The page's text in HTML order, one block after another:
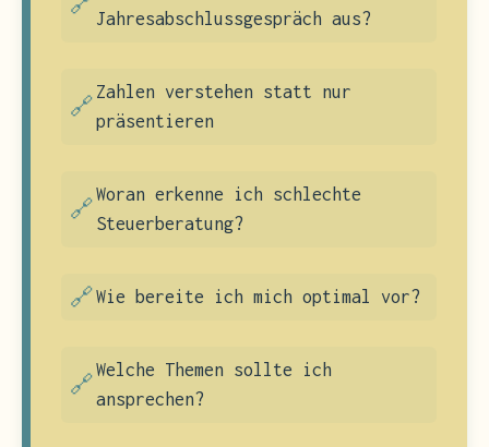
Jahresabschlussgespräch aus?
Zahlen verstehen statt nur
präsentieren
Woran erkenne ich schlechte
Steuerberatung?
Wie bereite ich mich optimal vor?
Welche Themen sollte ich
ansprechen?